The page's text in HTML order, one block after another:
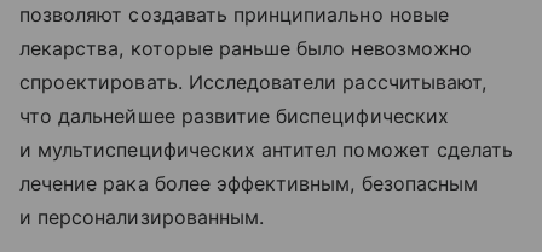
позволяют создавать принципиально новые
лекарства, которые раньше было невозможно
спроектировать. Исследователи рассчитывают,
что дальнейшее развитие биспецифических
и мультиспецифических антител поможет сделать
лечение рака более эффективным, безопасным
и персонализированным.